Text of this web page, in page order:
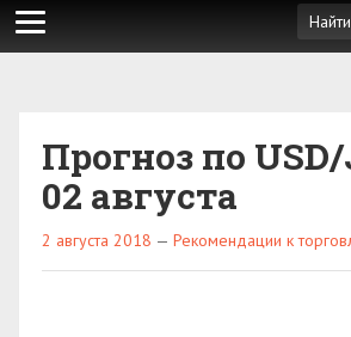
Прогноз по
02 августа
2 августа 2018 — Рекомендации к